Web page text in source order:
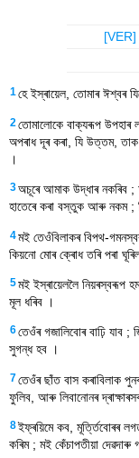
[VER]
1 হে ইস্ৰায়েল, তোমাৰ ঈশ্বৰ
2 তোমালোকে বাক্যৰূপ উপহাৰ
অপৰাধ দূৰ কৰা, যি উত্তম,
।
3অচূৰে আমাক উদ্ধাৰ নকৰিব
হাতেৰে কৰা বস্তুক আৰু নকম ;
4মই তেওঁবিলাকৰ বিপথ-
কিয়নো মোৰ ক্ৰোধ তৰি পৰা
5মই ইস্ৰায়েললৈ নিয়ৰস্বৰূপ
মূল ধৰিব ।
6তেওঁৰ গজালিবোৰ বাঢ়ি যাব ;
সুগন্ধ হব ।
7তেওঁৰ ছাঁত বাস কৰাবিলাক
ফুলিব, আৰু লিবানোনৰ
8ইফ্ৰয়িমে কব, মূৰ্ত্তিবোৰৰ
কৰিম ; মই কেঁচাপতীয়া